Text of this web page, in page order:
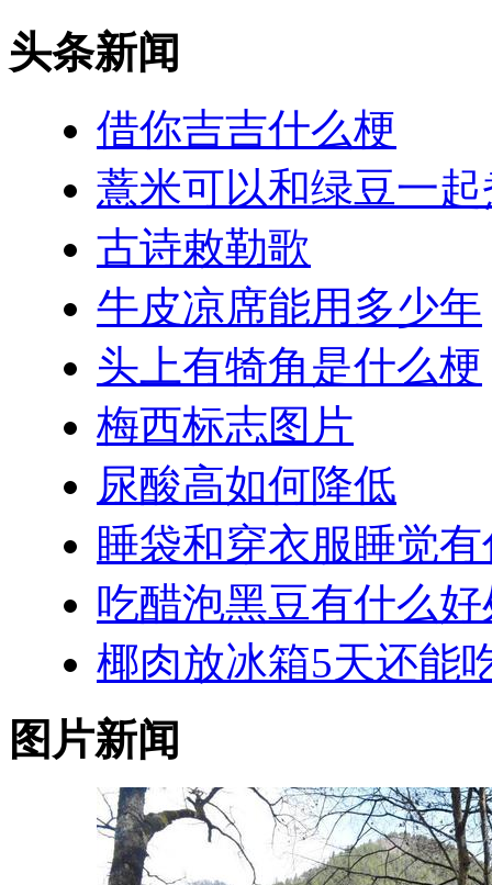
头条新闻
借你吉吉什么梗
薏米可以和绿豆一
古诗敕勒歌
牛皮凉席能用多少年
头上有犄角是什么梗
梅西标志图片
尿酸高如何降低
睡袋和穿衣服睡觉
吃醋泡黑豆有什么好
椰肉放冰箱5天还能
图片新闻